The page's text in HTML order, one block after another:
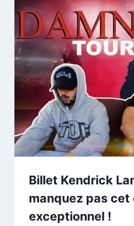
Billet Kendrick
manquez pas cet
exceptionnel !